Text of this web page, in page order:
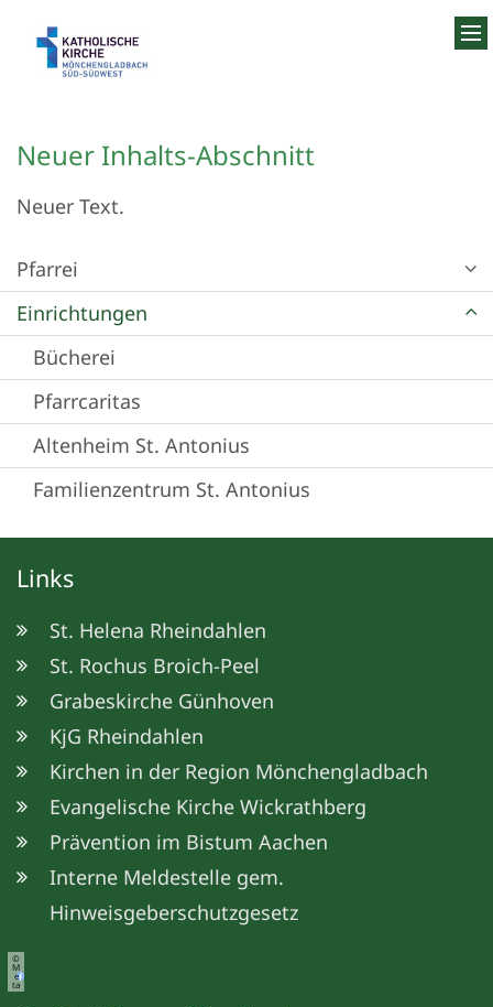
Neuer Inhalts-Abschnitt
Neuer Text.
Pfarrei
Einrichtungen
Bücherei
Pfarrcaritas
Altenheim St. Antonius
Familienzentrum St. Antonius
Links
St. Helena Rheindahlen
St. Rochus Broich-Peel
Grabeskirche Günhoven
KjG Rheindahlen
Kirchen in der Region Mönchengladbach
Evangelische Kirche Wickrathberg
Prävention im Bistum Aachen
Interne Meldestelle gem.
Hinweisgeberschutzgesetz
©
M
e
ta